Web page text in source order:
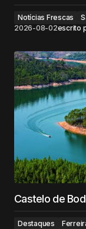
Notícias Frescas
2026-08-02escrito
Castelo de
Destaques